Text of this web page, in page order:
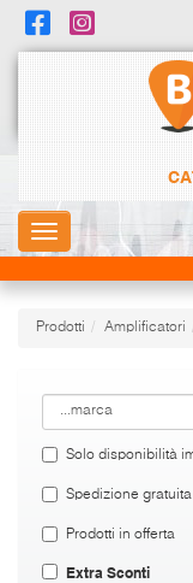
Toggle
navigation
Prodotti Amplificatori
Solo disponibilità
Spedizione gratuita
Prodotti in offerta
Extra Sconti